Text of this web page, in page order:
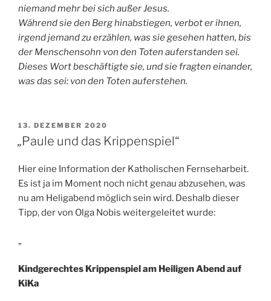
niemand mehr bei sich außer Jesus.
Während sie den Berg hinabstiegen, verbot er ihnen,
irgend jemand zu erzählen, was sie gesehen hatten, bis
der Menschensohn von den Toten auferstanden sei.
Dieses Wort beschäftigte sie, und sie fragten einander,
was das sei: von den Toten auferstehen.
VERÖFFENTLICHT
AM
13. DEZEMBER 2020
„Paule und das Krippenspiel“
Hier eine Information der Katholischen Fernseharbeit.
Es ist ja im Moment noch nicht genau abzusehen, was
nu am Heligabend möglich sein wird. Deshalb dieser
Tipp, der von Olga Nobis weitergeleitet wurde:
„
Kindgerechtes Krippenspiel am Heiligen Abend auf
KiKa